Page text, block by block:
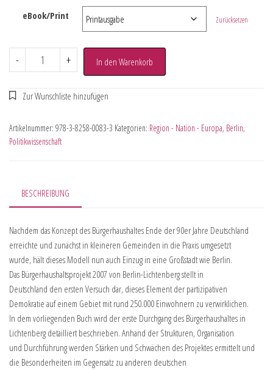
eBook/Print Zurücksetzen
- + In den Warenkorb
Artikelnummer: 978-3-8258-0083-3 Kategorien: Region - Nation - Europa, Berlin,
Politikwissenschaft
BESCHREIBUNG
Nachdem das Konzept des Bürgerhaushaltes Ende der 90er Jahre Deutschland
erreichte und zunächst in kleineren Gemeinden in die Praxis umgesetzt
wurde, hält dieses Modell nun auch Einzug in eine Großstadt wie Berlin.
Das Bürgerhaushaltsprojekt 2007 von Berlin-Lichtenberg stellt in
Deutschland den ersten Versuch dar, dieses Element der partizipativen
Demokratie auf einem Gebiet mit rund 250.000 Einwohnern zu verwirklichen.
In dem vorliegenden Buch wird der erste Durchgang des Bürgerhaushaltes in
Lichtenberg detailliert beschrieben. Anhand der Strukturen, Organisation
und Durchführung werden Stärken und Schwächen des Projektes ermittelt und
die Besonderheiten im Gegensatz zu anderen deutschen